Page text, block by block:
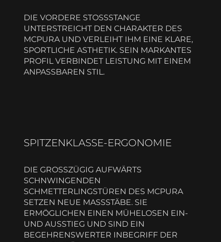
DIE VORDERE STOSSSTANGE
UNTERSTREICHT DEN CHARAKTER DES
MCPURA UND VERLEIHT IHM EINE KLARE,
SPORTLICHE ASTHETIK. SEIN MARKANTES
PROFIL VERBINDET LEISTUNG MIT EINEM
ANPASSBAREN STIL.
SPITZENKLASSE-ERGONOMIE
DIE GROSSZÜGIG AUFWÄRTS
SCHNWINGENDEN
SCHMETTERLINGSTÜREN DES MCPURA
SETZEN NEUE MASSSTÄBE. SIE
ERMÖGLICHEN EINEN MÜHELOSEN EIN-
UND AUSSTIEG UND SIND EIN
BEGEHRENSWERTER INBEGRIFF DER